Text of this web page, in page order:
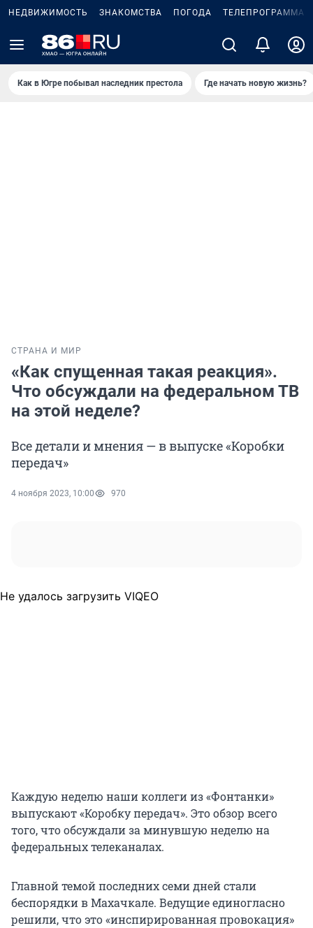
НЕДВИЖИМОСТЬ ЗНАКОМСТВА ПОГОДА ТЕЛЕПРОГРАММА
Как в Югре побывал наследник престола Где начать новую жизнь?
СТРАНА И МИР
«Как спущенная такая реакция».
Что обсуждали на федеральном ТВ
на этой неделе?
Все детали и мнения — в выпуске «Коробки
передач»
4 ноября 2023, 10:00 970
Не удалось загрузить VIQEO
Каждую неделю наши коллеги из «Фонтанки»
выпускают «Коробку передач». Это обзор всего
того, что обсуждали за минувшую неделю на
федеральных телеканалах.
Главной темой последних семи дней стали
беспорядки в Махачкале. Ведущие единогласно
решили, что это «инспирированная провокация»